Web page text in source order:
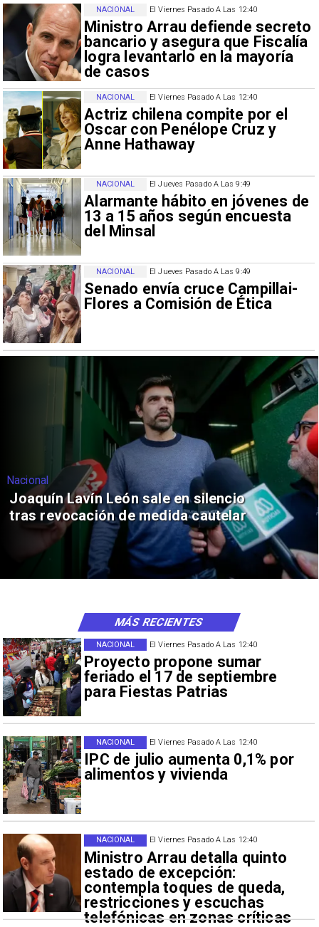
El Viernes Pasado A Las 12:40
Ministro Arrau defiende secreto
bancario y asegura que Fiscalía
logra levantarlo en la mayoría
de casos
NACIONAL
El Viernes Pasado A Las 12:40
Actriz chilena compite por el
Oscar con Penélope Cruz y
Anne Hathaway
NACIONAL
El Jueves Pasado A Las 9:49
Alarmante hábito en jóvenes de
13 a 15 años según encuesta
del Minsal
NACIONAL
El Jueves Pasado A Las 9:49
Senado envía cruce Campillai-
Flores a Comisión de Ética
NACIONAL
Nacional
Joaquín Lavín León sale en silencio
tras revocación de medida cautelar
El Viernes Pasado A Las 12:40
Proyecto propone sumar
feriado el 17 de septiembre
para Fiestas Patrias
NACIONAL
El Viernes Pasado A Las 12:40
IPC de julio aumenta 0,1% por
alimentos y vivienda
NACIONAL
El Viernes Pasado A Las 12:40
Ministro Arrau detalla quinto
estado de excepción:
contempla toques de queda,
restricciones y escuchas
telefónicas en zonas críticas
NACIONAL
MÁS RECIENTES